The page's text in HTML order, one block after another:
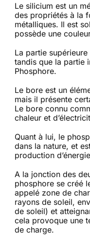
Le silicium est un
des propriétés à la
métalliques. Il est
possède une
La partie
tandis que la partie
Phosphore.
Le bore est un
mais il présente
Le bore connu
chaleur et
Quant à lui, le
dans la nature, et
production
A la jonction des
phosphore se créé
appelé zone de
rayons de soleil,
de soleil) et
cela provoque une
de charge.